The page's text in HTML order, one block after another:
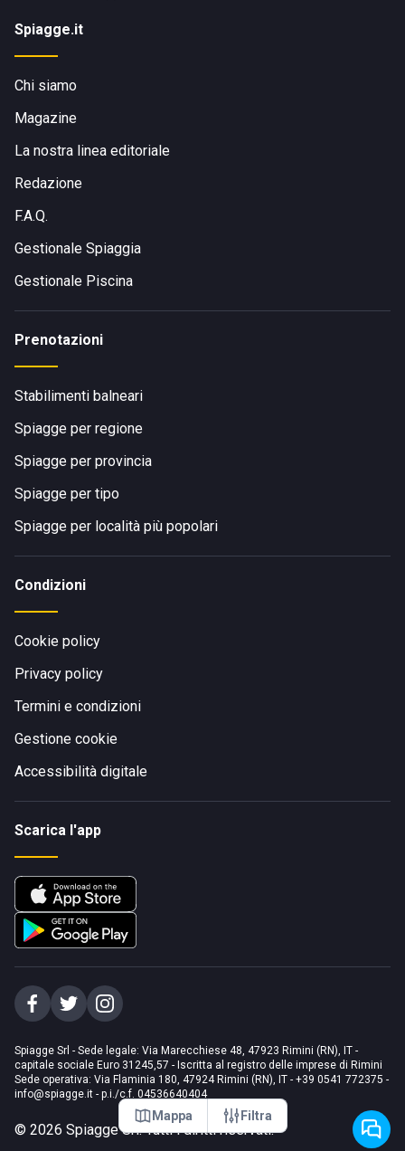
Mappa Filtra
Spiagge.it
Chi siamo
Magazine
La nostra linea editoriale
Redazione
F.A.Q.
Gestionale Spiaggia
Gestionale Piscina
Prenotazioni
Stabilimenti balneari
Spiagge per regione
Spiagge per provincia
Spiagge per tipo
Spiagge per località più popolari
Condizioni
Cookie policy
Privacy policy
Termini e condizioni
Gestione cookie
Accessibilità digitale
Scarica l'app
Spiagge Srl - Sede legale: Via Marecchiese 48, 47923 Rimini (RN), IT -
capitale sociale Euro 31245,57 - Iscritta al registro delle imprese di Rimini
Sede operativa: Via Flaminia 180, 47924 Rimini (RN), IT - +39 0541 772375 -
info@spiagge.it - p.i./c.f. 04536640404
© 2026 Spiagge Srl. Tutti i diritti riservati.